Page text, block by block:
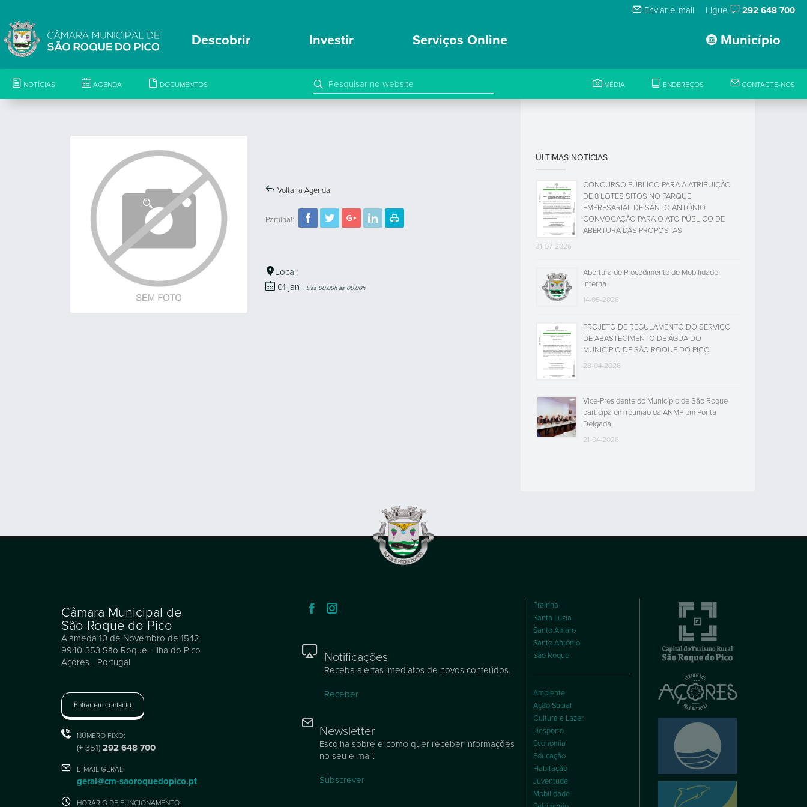
Enviar e-mail Ligue 292 648 700
Município
Descobrir Investir Serviços Online
NOTÍCIAS AGENDA DOCUMENTOS MÉDIA ENDEREÇOS CONTACTE-NOS
Voltar a Agenda
Partilha!:
Local:
01 jan | Das 00:00h às 00:00h
ÚLTIMAS NOTÍCIAS
CONCURSO PÚBLICO PARA A ATRIBUIÇÃO
DE 8 LOTES SITOS NO PARQUE
EMPRESARIAL DE SANTO ANTÓNIO
CONVOCAÇÃO PARA O ATO PÚBLICO DE
ABERTURA DAS PROPOSTAS
31-07-2026
Abertura de Procedimento de Mobilidade
Interna
14-05-2026
PROJETO DE REGULAMENTO DO SERVIÇO
DE ABASTECIMENTO DE ÁGUA DO
MUNICÍPIO DE SÃO ROQUE DO PICO
28-04-2026
Vice-Presidente do Município de São Roque
participa em reunião da ANMP em Ponta
Delgada
21-04-2026
Câmara Municipal de
São Roque do Pico
Alameda 10 de Novembro de 1542
9940-353 São Roque - Ilha do Pico
Açores - Portugal
Entrar em contacto
NÚMERO FIXO:
(+ 351) 292 648 700
E-MAIL GERAL:
geral@cm-saoroquedopico.pt
HORÁRIO DE FUNCIONAMENTO:
Notificações
Receba alertas imediatos de novos conteúdos.
Receber
Newsletter
Escolha sobre e como quer receber informações
no seu e-mail.
Subscrever
Praínha
Santa Luzia
Santo Amaro
Santo António
São Roque
Ambiente
Ação Social
Cultura e Lazer
Desporto
Economia
Educação
Habitação
Juventude
Mobilidade